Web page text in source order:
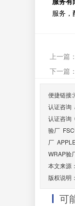
服务，
上一篇：
下一篇：
便捷链接:
认证咨询
认证咨询
验厂
厂
WRAP验
本文来源：
版权说明
可